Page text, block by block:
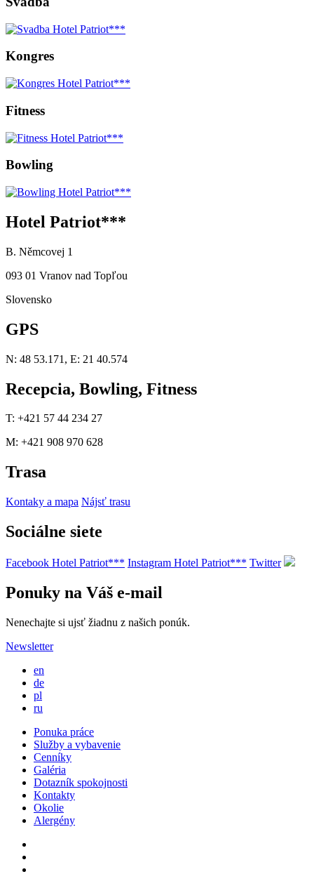
Kongres
Fitness
Bowling
Hotel Patriot***
B. Němcovej 1
093 01 Vranov nad Topľou
Slovensko
GPS
N: 48 53.171, E: 21 40.574
Recepcia, Bowling, Fitness
T: +421 57 44 234 27
M: +421 908 970 628
Trasa
Kontaky a mapa Nájsť trasu
Sociálne siete
Facebook Hotel Patriot*** Instagram Hotel Patriot*** Twitter
Ponuky na Váš e-mail
Nenechajte si ujsť žiadnu z našich ponúk.
Newsletter
en
de
pl
ru
Ponuka práce
Služby a vybavenie
Cenníky
Galéria
Dotazník spokojnosti
Kontakty
Okolie
Alergény